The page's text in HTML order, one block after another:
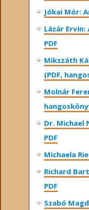
Jókai Mór:
Lázár
PDF
Mikszáth
(PDF,
Molnár
Dr. Michael
PDF
Michaela
Richard
PDF
Szabó